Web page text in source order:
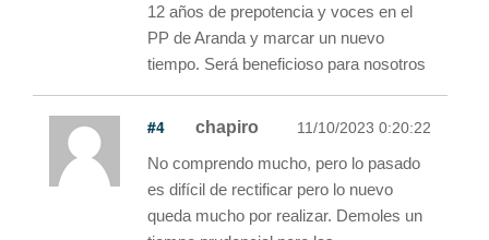
12 años de prepotencia y voces en el
PP de Aranda y marcar un nuevo
tiempo. Será beneficioso para nosotros
#4 chapiro 11/10/2023 0:20:22
No comprendo mucho, pero lo pasado
es difícil de rectificar pero lo nuevo
queda mucho por realizar. Demoles un